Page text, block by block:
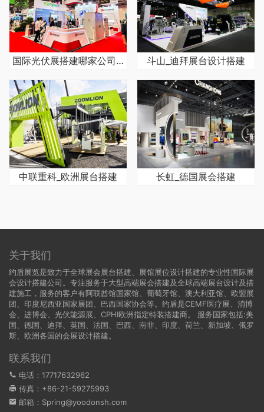
国际光伏展搭建哪家公司专业 斗山_迪拜展台设计搭建
中联重科_欧洲展台搭建 长虹_德国展会搭建
关于我们
约盾展览是致力于全球展会展台搭建、展馆展位设计搭建的专业性国际展
会设计搭建公司。专注服务于大型高端展会搭建及全球高端展台设计及搭
建施工，服务的客户有阿联酋馆国家馆、葡萄牙馆、澳大利亚馆、欧盟展
团、印度尼西亚国家展团、巴西国家协会等。约盾是CEMF医疗展、消博
会、进博会、光伏能源展、CPHI欧洲指定特装搭建商。 服务国家包括:美
国
德国 、迪拜、英国、法国、巴西、南非、印度、荷兰、新加坡、俄罗
斯、欧洲各国的会展设计搭建。
联系我们
电话：17717632962
传真：+86-21-59275993
邮箱：Spring@yoodonsh.com